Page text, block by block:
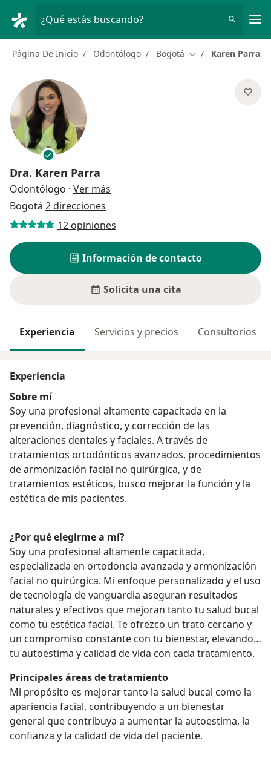
¿Qué estás buscando?
Página De Inicio Odontólogo Bogotá Cambiar de ciudad
Karen Parra
Dra. Karen Parra
Odontólogo · Ver más
Bogotá 2 direcciones
12 opiniones
Información de contacto
Solicita una cita
Experiencia Servicios y precios Consultorios
Experiencia
Sobre mí
Soy una profesional altamente capacitada en la
prevención, diagnóstico, y corrección de las
alteraciones dentales y faciales. A través de
tratamientos ortodónticos avanzados, procedimientos
de armonización facial no quirúrgica, y de
tratamientos estéticos, busco mejorar la función y la
estética de mis pacientes.
¿Por qué elegirme a mí?
Soy una profesional altamente capacitada,
especializada en ortodoncia avanzada y armonización
facial no quirúrgica. Mi enfoque personalizado y el uso
de tecnología de vanguardia aseguran resultados
naturales y efectivos que mejoran tanto tu salud bucal
como tu estética facial. Te ofrezco un trato cercano y
un compromiso constante con tu bienestar, elevando
tu autoestima y calidad de vida con cada tratamiento.
Principales áreas de tratamiento
Mi propósito es mejorar tanto la salud bucal como la
apariencia facial, contribuyendo a un bienestar
general que contribuya a aumentar la autoestima, la
confianza y la calidad de vida del paciente.